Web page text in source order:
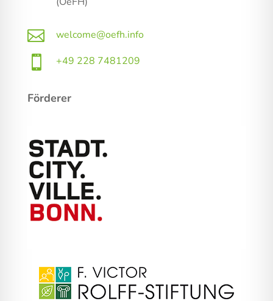
 welcome@oefh.info
 +49 228 7481209
Förderer